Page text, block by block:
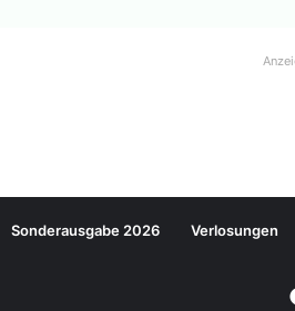
Sonderausgabe 2026 Verlosungen